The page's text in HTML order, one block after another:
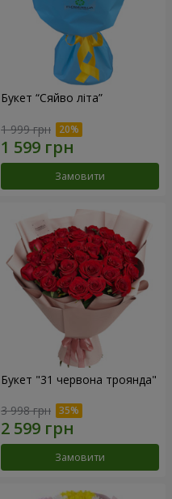
Букет “Сяйво літа”
1 999 грн
Замовити
Букет "31 червона троянда"
3 998 грн
Замовити